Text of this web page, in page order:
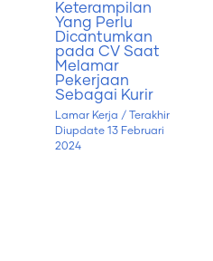
Keterampilan
Yang Perlu
Dicantumkan
pada CV Saat
Melamar
Pekerjaan
Sebagai Kurir
Lamar Kerja / Terakhir
Diupdate 13 Februari
2024